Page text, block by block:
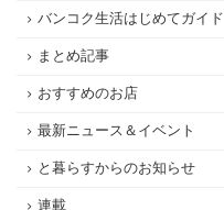
バンコク生活はじめてガイド
まとめ記事
おすすめのお店
最新ニュース＆イベント
と暮らすからのお知らせ
連載